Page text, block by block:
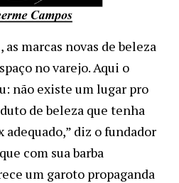
as marcas novas de beleza
no varejo. Aqui o
não existe um lugar pro
de beleza que tenha
diz o fundador
com sua barba
um garoto propaganda